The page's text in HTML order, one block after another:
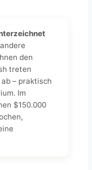
den
treten
– praktisch
Im
$150.000